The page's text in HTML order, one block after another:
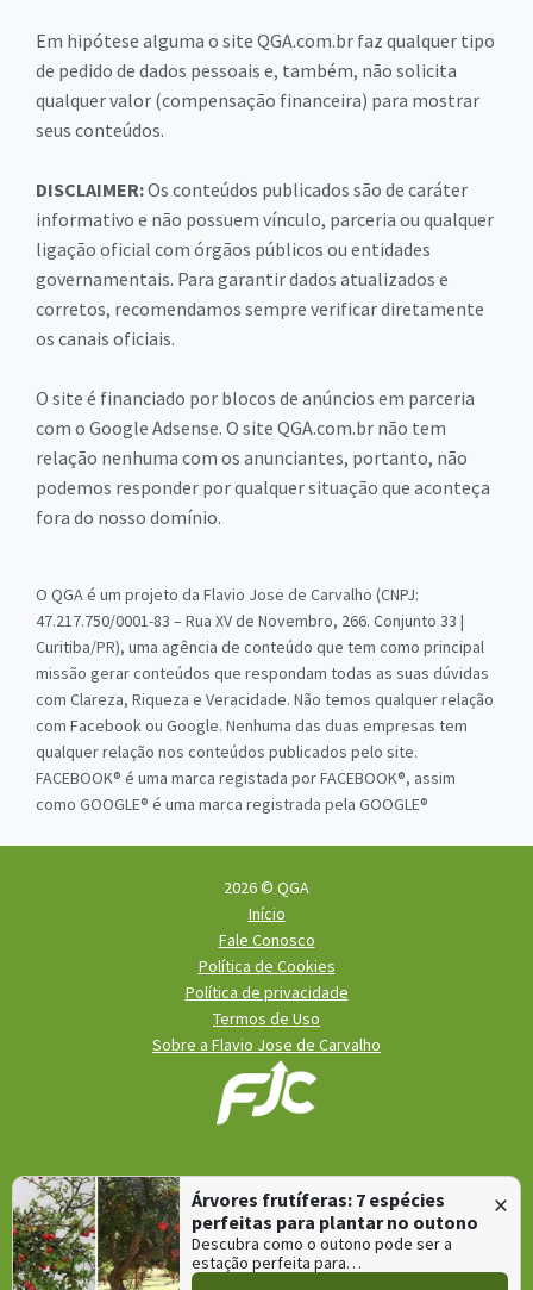
Árvores frutíferas: 7 espécies
perfeitas para plantar no outono
Descubra como o outono pode ser a
estação perfeita para…
×
Em hipótese alguma o site QGA.com.br faz qualquer tipo
de pedido de dados pessoais e, também, não solicita
qualquer valor (compensação financeira) para mostrar
seus conteúdos.
DISCLAIMER:Os conteúdos publicados são de caráter
informativo e não possuem vínculo, parceria ou qualquer
ligação oficial com órgãos públicos ou entidades
governamentais. Para garantir dados atualizados e
corretos, recomendamos sempre verificar diretamente
os canais oficiais.
O site é financiado por blocos de anúncios em parceria
com o Google Adsense. O site QGA.com.br não tem
relação nenhuma com os anunciantes, portanto, não
podemos responder por qualquer situação que aconteça
fora do nosso domínio.
O QGA é um projeto da Flavio Jose de Carvalho (CNPJ:
47.217.750/0001-83 – Rua XV de Novembro, 266. Conjunto 33 |
Curitiba/PR), uma agência de conteúdo que tem como principal
missão gerar conteúdos que respondam todas as suas dúvidas
com Clareza, Riqueza e Veracidade. Não temos qualquer relação
com Facebook ou Google. Nenhuma das duas empresas tem
qualquer relação nos conteúdos publicados pelo site.
FACEBOOK® é uma marca registada por FACEBOOK®, assim
como GOOGLE® é uma marca registrada pela GOOGLE®
2026 © QGA
Início
Fale Conosco
Política de Cookies
Política de privacidade
Termos de Uso
Sobre a Flavio Jose de Carvalho
QGA é mantido e hospedado pelaLince, especialista emcriação
de sites ecriação de portais de notícias.